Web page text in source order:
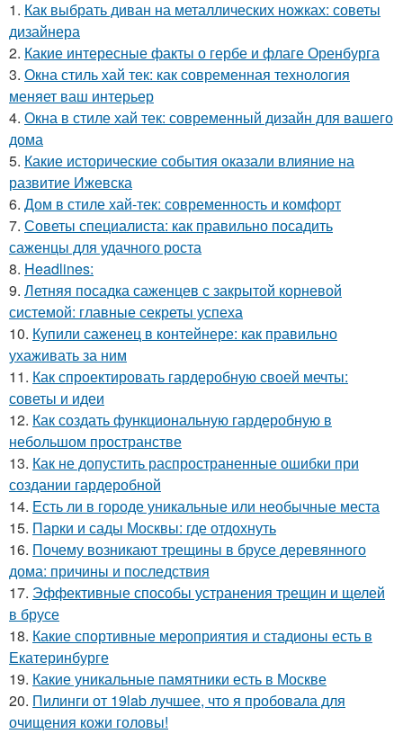
1. Как выбрать диван на металлических ножках: советы
дизайнера
2. Какие интересные факты о гербе и флаге Оренбурга
3. Окна стиль хай тек: как современная технология
меняет ваш интерьер
4. Окна в стиле хай тек: современный дизайн для вашего
дома
5. Какие исторические события оказали влияние на
развитие Ижевска
6. Дом в стиле хай-тек: современность и комфорт
7. Советы специалиста: как правильно посадить
саженцы для удачного роста
8. Headlines:
9. Летняя посадка саженцев с закрытой корневой
системой: главные секреты успеха
10. Купили саженец в контейнере: как правильно
ухаживать за ним
11. Как спроектировать гардеробную своей мечты:
советы и идеи
12. Как создать функциональную гардеробную в
небольшом пространстве
13. Как не допустить распространенные ошибки при
создании гардеробной
14. Есть ли в городе уникальные или необычные места
15. Парки и сады Москвы: где отдохнуть
16. Почему возникают трещины в брусе деревянного
дома: причины и последствия
17. Эффективные способы устранения трещин и щелей
в брусе
18. Какие спортивные мероприятия и стадионы есть в
Екатеринбурге
19. Какие уникальные памятники есть в Москве
20. Пилинги от 19lab лучшее, что я пробовала для
очищения кожи головы!